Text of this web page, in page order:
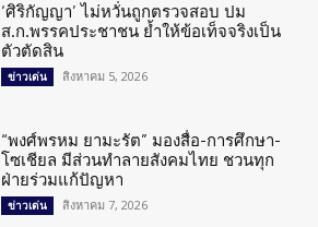
‘ศิริกัญญา’ ไม่หวั่นถูกตรวจสอบ ปม
ส.ก.พรรคประชาชน ย้ำให้ข้อเท็จจริงเป็น
ตัวตัดสิน
ข่าวเด่น สิงหาคม 5, 2026
“พงศ์พรหม ยามะรัต” มองสื่อ-การศึกษา-
โซเชียล มีส่วนทำลายสังคมไทย ชวนทุก
ฝ่ายร่วมแก้ปัญหา
ข่าวเด่น สิงหาคม 7, 2026